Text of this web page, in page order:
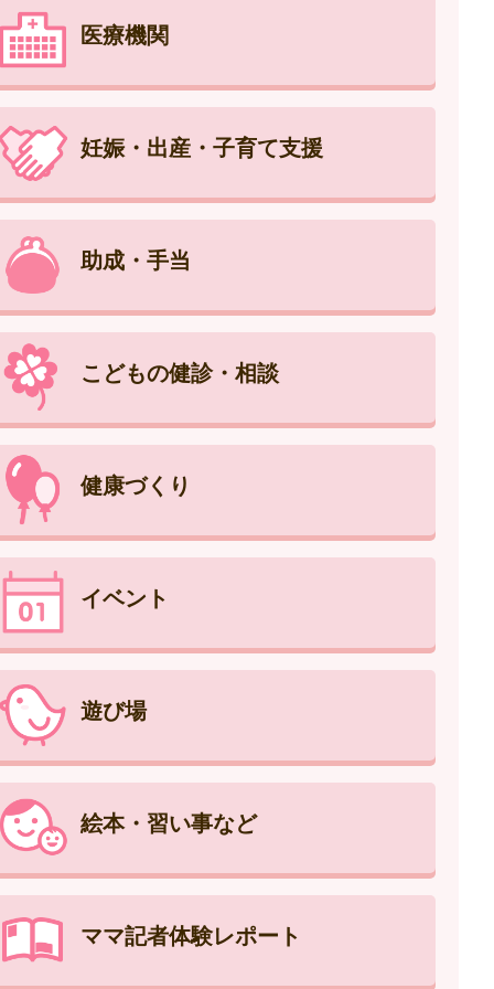
医療機関
妊娠・出産・子育て支援
助成・手当
こどもの健診・相談
健康づくり
イベント
遊び場
絵本・習い事など
ママ記者体験レポート